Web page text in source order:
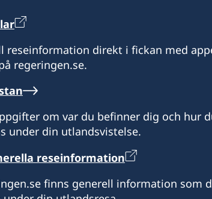
reseinformation direkt i fickan med
regeringen.se.
om var du befinner dig och hur
under din utlandsvistelse.
reseinformation
finns generell information som